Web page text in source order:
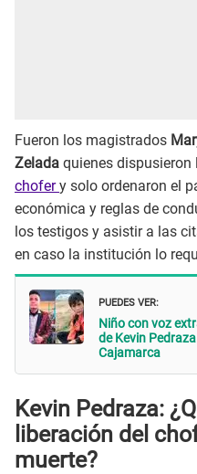
Fueron los magistrados
Zelada quienes
chofery solo ordenaron el
económica y reglas de
los testigos y asistir a las
en caso la institución lo
PUEDES VER:
Niño con voz
de Kevin
Cajamarca
Kevin Pedraza:
liberación del
muerte?